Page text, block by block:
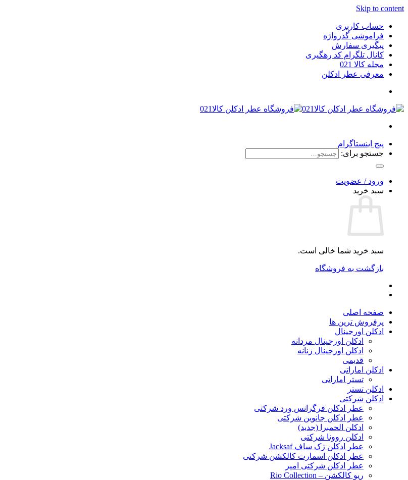
Skip to content
حساب کاربری
فراموشی گذرواژه
پیگیری سفارش
کانال تلگرام کد رهگیری
مجله کالا 021
معرفی عطر ادکلن
پیج اینستاگرام
جستجو برای:
ورود / عضویت
سبد خرید
سبد خرید شما خالی است.
بازگشت به فروشگاه
صفحه اصلی
پرفروش ترین ها
ادکلن اورجینال
ادکلن اورجینال مردانه
ادکلن اورجینال زنانه
قدیمی
ادکلن اماراتی
تستر اماراتی
ادکلن تستر
ادکلن شرکتی
عطر ادکلن فرگرانس ورد شرکتی
عطر ادکلن جانوین شرکتی
ادکلن الحمبرا (جدید)
ادکلن روونا شرکتی
عطر ادکلن ژک‌ ساف Jacksaf
عطر ادکلن اسمارت کالکشن شرکتی
عطر ادکلن شرکتی امپر
ریو کالکشن – Rio Collection